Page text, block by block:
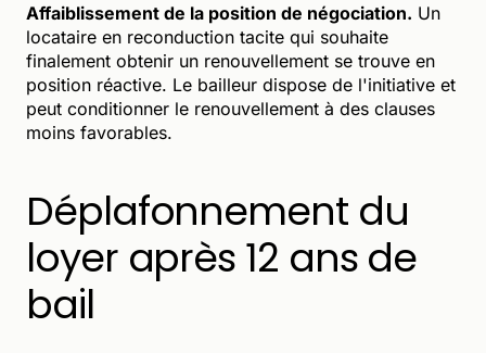
Affaiblissement de la position de négociation. Un
locataire en reconduction tacite qui souhaite
finalement obtenir un renouvellement se trouve en
position réactive. Le bailleur dispose de l'initiative et
peut conditionner le renouvellement à des clauses
moins favorables.
Déplafonnement du
loyer après 12 ans de
bail